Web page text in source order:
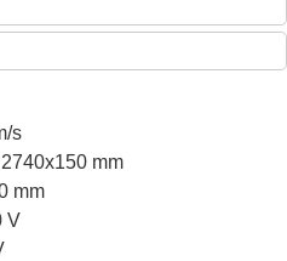
s
mm
mm
V